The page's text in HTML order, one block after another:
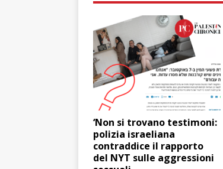
‘Non si trovano testimoni:
polizia israeliana
contraddice il rapporto
del NYT sulle aggressioni